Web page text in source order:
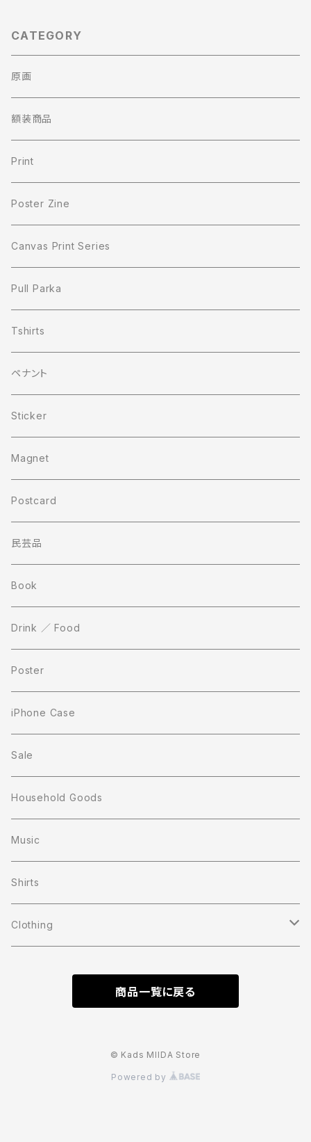
CATEGORY
原画
額装商品
Print
Poster Zine
Canvas Print Series
Pull Parka
Tshirts
ペナント
Sticker
Magnet
Postcard
民芸品
Book
Drink ／ Food
Poster
iPhone Case
Sale
Household Goods
Music
Shirts
Clothing
Sweat Shirts
商品一覧に戻る
© Kads MIIDA Store
Powered by